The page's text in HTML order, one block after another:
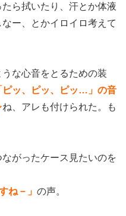
たら拭いたり、汗とか体液
ー、とかイロイロ考えて
な心音をとるための装
ピッ、ピッ、ピッ…」の音
ね、アレも付けられた。も
がったケース見たいのを
ね－」 の声。